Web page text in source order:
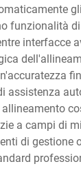
funzionalità
interfacce
assistenza
a campi di
di